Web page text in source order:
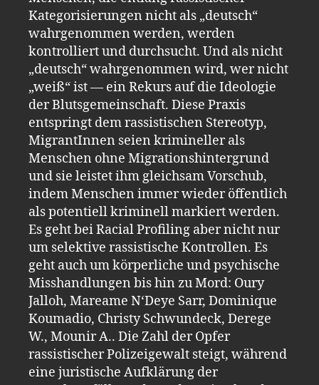
Kategorisierungen nicht als „deutsch“
wahrgenommen werden, werden
kontrolliert und durchsucht. Und als nicht
„deutsch“ wahrgenommen wird, wer nicht
„weiß“ ist — ein Rekurs auf die Ideologie
der Blutsgemeinschaft. Diese Praxis
entspringt dem rassistischen Stereotyp,
MigrantInnen seien krimineller als
Menschen ohne Migrationshintergrund
und sie leistet ihm gleichsam Vorschub,
indem Menschen immer wieder öffentlich
als potentiell kriminell markiert werden.
Es geht bei Racial Profiling aber nicht nur
um selektive rassistische Kontrollen. Es
geht auch um körperliche und psychische
Misshandlungen bis hin zu Mord: Oury
Jalloh, Mareame N‘Deye Sarr, Dominique
Koumadio, Christy Schwundeck, Derege
W., Mounir A.. Die Zahl der Opfer
rassistischer Polizeigewalt steigt, während
eine juristische Aufklärung der